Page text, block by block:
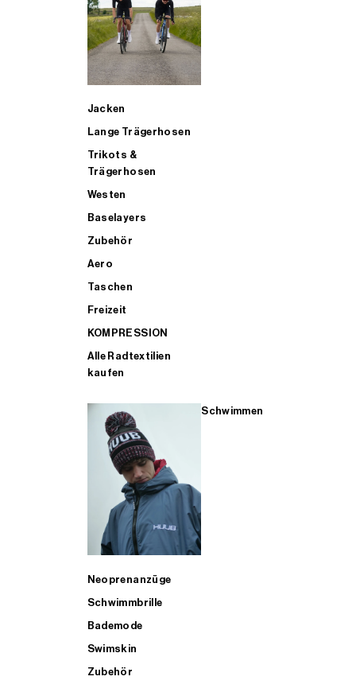
Jacken
Lange Trägerhosen
Trikots &
Trägerhosen
Westen
Baselayers
Zubehör
Aero
Taschen
Freizeit
KOMPRESSION
Alle Radtextilien
kaufen
Schwimmen
Neoprenanzüge
Schwimmbrille
Bademode
Swimskin
Zubehör
ALLE TRIATHLONARTIKEL FÜR MÄNNER KAUFEN